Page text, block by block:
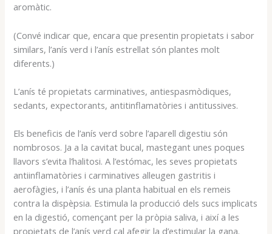
aromàtic.
(Convé indicar que, encara que presentin propietats i sabor
similars, l’anís verd i l’anís estrellat són plantes molt
diferents.)
L’anís té propietats carminatives, antiespasmòdiques,
sedants, expectorants, antitinflamatòries i antitussives.
Els beneficis de l’anís verd sobre l’aparell digestiu són
nombrosos. Ja a la cavitat bucal, mastegant unes poques
llavors s’evita l’halitosi. A l’estómac, les seves propietats
antiinflamatòries i carminatives alleugen gastritis i
aerofàgies, i l’anís és una planta habitual en els remeis
contra la dispèpsia. Estimula la producció dels sucs implicats
en la digestió, començant per la pròpia saliva, i així a les
propietats de l’anís verd cal afegir la d’estimular la gana.